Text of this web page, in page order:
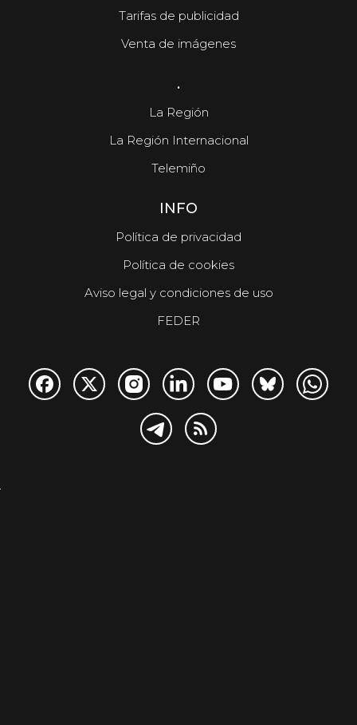
Tarifas de publicidad
Venta de imágenes
.
La Región
La Región Internacional
Telemiño
INFO
Política de privacidad
Política de cookies
Aviso legal y condiciones de uso
FEDER